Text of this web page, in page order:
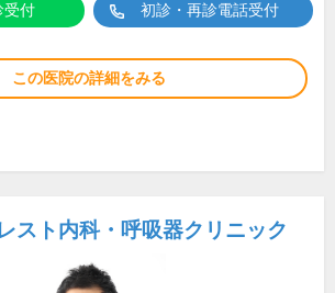
受付 初診・再診電話受付
この医院の詳細をみる
スト内科・呼吸器クリニック